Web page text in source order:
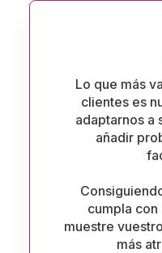
Lo que más
clientes es
adaptarnos a
añadir
cumpla
muestre
más